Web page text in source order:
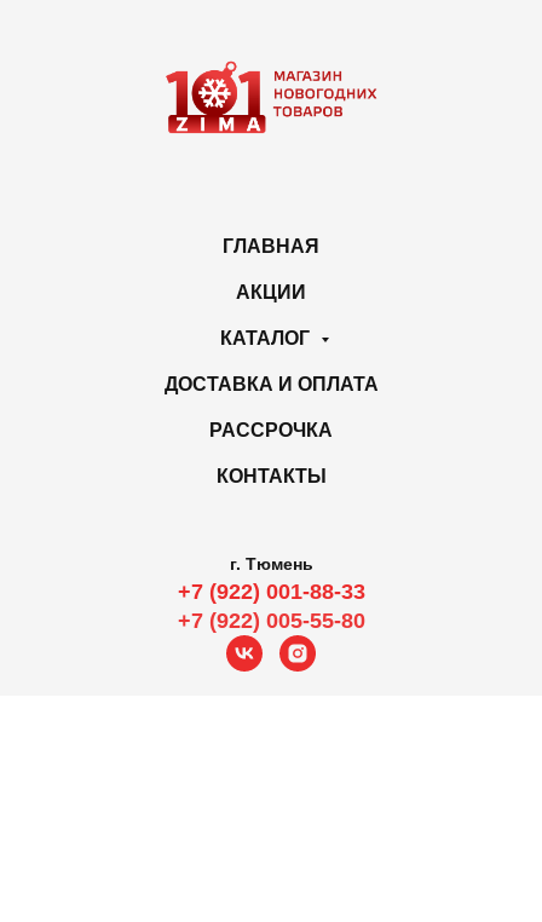
ГЛАВНАЯ
АКЦИИ
КАТАЛОГ
ДОСТАВКА И ОПЛАТА
РАССРОЧКА
КОНТАКТЫ
г. Тюмень
+7 (922) 001-88-33
+7 (922) 005-55-80